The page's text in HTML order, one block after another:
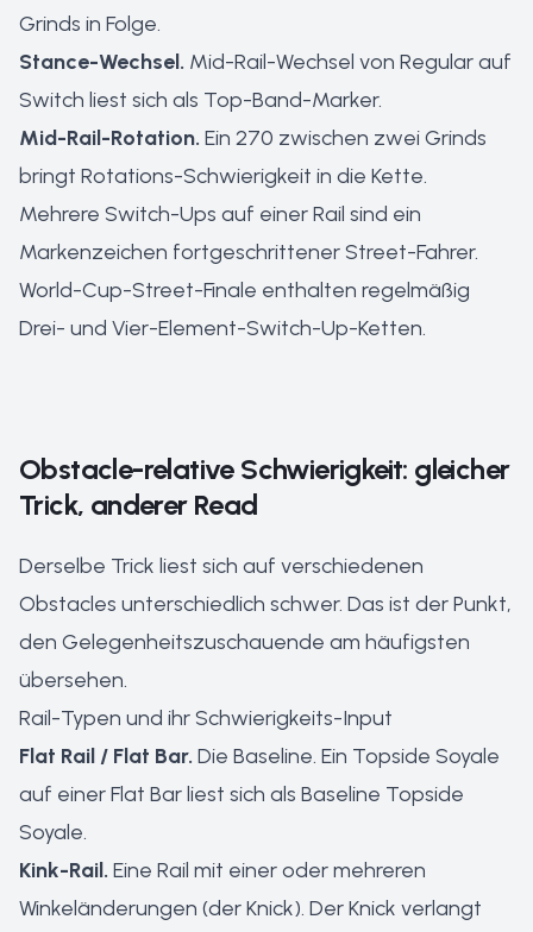
Grinds in Folge.
Stance-Wechsel. Mid-Rail-Wechsel von Regular auf
Switch liest sich als Top-Band-Marker.
Mid-Rail-Rotation. Ein 270 zwischen zwei Grinds
bringt Rotations-Schwierigkeit in die Kette.
Mehrere Switch-Ups auf einer Rail sind ein
Markenzeichen fortgeschrittener Street-Fahrer.
World-Cup-Street-Finale enthalten regelmäßig
Drei- und Vier-Element-Switch-Up-Ketten.
Obstacle-relative Schwierigkeit: gleicher
Trick, anderer Read
Derselbe Trick liest sich auf verschiedenen
Obstacles unterschiedlich schwer. Das ist der Punkt,
den Gelegenheitszuschauende am häufigsten
übersehen.
Rail-Typen und ihr Schwierigkeits-Input
Flat Rail / Flat Bar. Die Baseline. Ein Topside Soyale
auf einer Flat Bar liest sich als Baseline Topside
Soyale.
Kink-Rail. Eine Rail mit einer oder mehreren
Winkeländerungen (der Knick). Der Knick verlangt